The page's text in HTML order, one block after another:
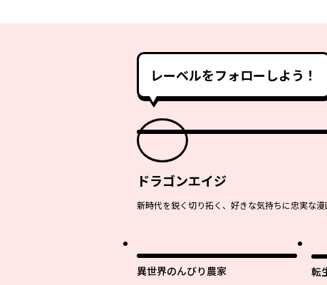
レーベルをフォローしよう！
ドラゴンエイジ
新時代を鋭く切り拓く、好きな気持ちに忠実な
異世界のんびり農家
転